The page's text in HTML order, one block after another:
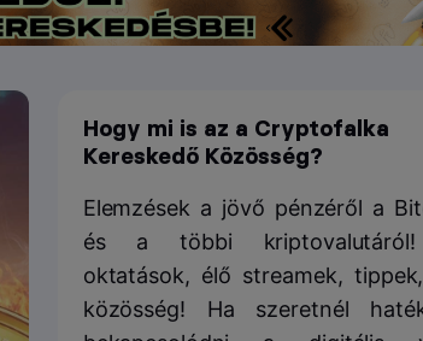
Hogy mi is az a Cryptofalka
Kereskedő Közösség?
Elemzések a jövő pénzéről a
és a többi
oktatások, élő streamek,
közösség! Ha szeretnél